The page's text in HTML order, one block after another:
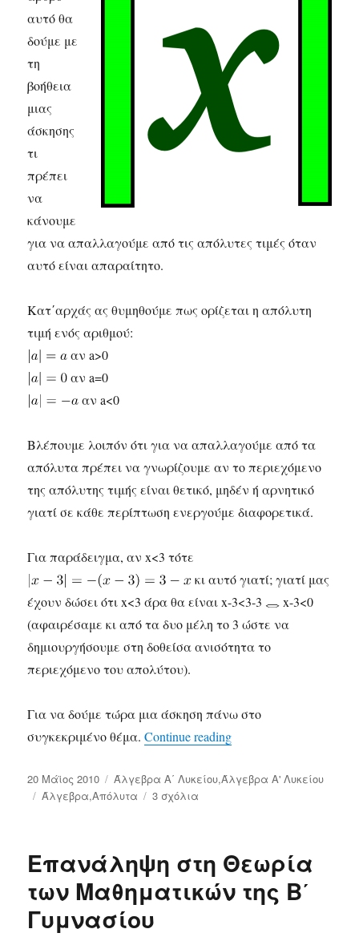
αυτό θα
δούμε με
τη
βοήθεια
μιας
άσκησης
τι
πρέπει
να
κάνουμε
για να απαλλαγούμε από τις απόλυτες τιμές όταν
αυτό είναι απαραίτητο.
Κατ΄αρχάς ας θυμηθούμε πως ορίζεται η απόλυτη
τιμή ενός αριθμού:
αν a>0
αν a=0
αν a<0
Βλέπουμε λοιπόν ότι για να απαλλαγούμε από τα
απόλυτα πρέπει να γνωρίζουμε αν το περιεχόμενο
της απόλυτης τιμής είναι θετικό, μηδέν ή αρνητικό
γιατί σε κάθε περίπτωση ενεργούμε διαφορετικά.
Για παράδειγμα, αν x<3 τότε
κι αυτό γιατί; γιατί μας
έχουν δώσει ότι x<3 άρα θα είναι x-3<3-3
x-3<0
(αφαιρέσαμε κι από τα δυο μέλη το 3 ώστε να
δημιουργήσουμε στη δοθείσα ανισότητα το
περιεχόμενο του απολύτου).
Για να δούμε τώρα μια άσκηση πάνω στο
συγκεκριμένο θέμα.Continue reading
Δημοσιεύτηκε
την
20 Μάϊος 2010 Κατηγορίες
Άλγεβρα Α΄ Λυκείου,Άλγεβρα Α' Λυκείου
Ετικέτες
Άλγεβρα,Απόλυτα 3 σχόλια
Απόλυτες
Τιμές
Επανάληψη στη Θεωρία
των Μαθηματικών της Β΄
Γυμνασίου